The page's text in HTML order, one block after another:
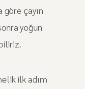
göre çayın
yoğun
ilk adım